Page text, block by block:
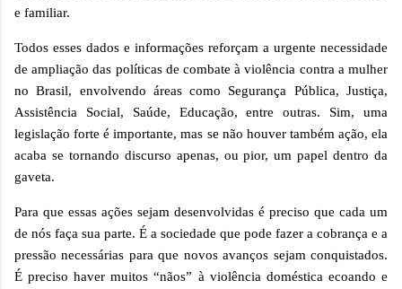
e familiar.
Todos esses dados e informações reforçam a urgente necessidade
de ampliação das políticas de combate à violência contra a mulher
no Brasil, envolvendo áreas como Segurança Pública, Justiça,
Assistência Social, Saúde, Educação, entre outras. Sim, uma
legislação forte é importante, mas se não houver também ação, ela
acaba se tornando discurso apenas, ou pior, um papel dentro da
gaveta.
Para que essas ações sejam desenvolvidas é preciso que cada um
de nós faça sua parte. É a sociedade que pode fazer a cobrança e a
pressão necessárias para que novos avanços sejam conquistados.
É preciso haver muitos “nãos” à violência doméstica ecoando e